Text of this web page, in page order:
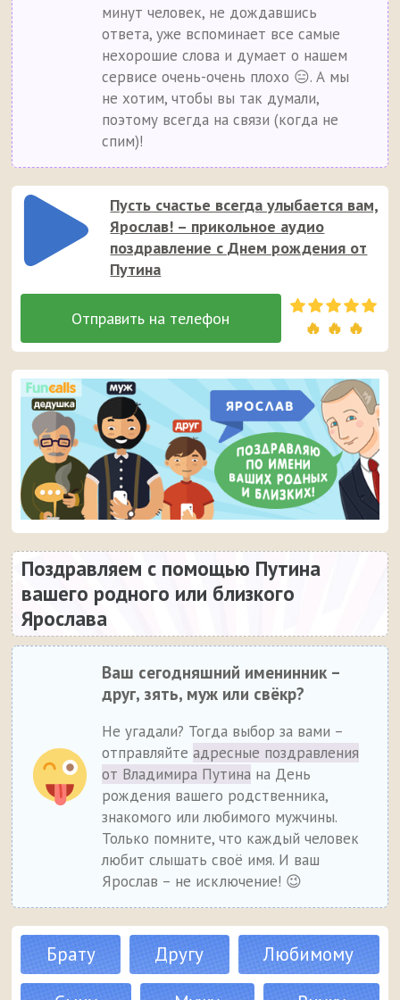
минут человек, не дождавшись
ответа, уже вспоминает все самые
нехорошие слова и думает о нашем
сервисе очень-очень плохо 😑. А мы
не хотим, чтобы вы так думали,
поэтому всегда на связи (когда не
спим)!
Пусть счастье всегда улыбается вам,
Ярослав! – прикольное аудио
поздравление с Днем рождения от
Путина
🔥 🔥 🔥
Поздравляем с помощью Путина
вашего родного или близкого
Ярослава
Ваш сегодняшний именинник –
друг, зять, муж или свёкр?
Не угадали? Тогда выбор за вами –
отправляйтеадресные поздравления
от Владимира Путина на День
рождения вашего родственника,
знакомого или любимого мужчины.
Только помните, что каждый человек
любит слышать своё имя. И ваш
Ярослав – не исключение! 😉
Брату Другу
Любимому